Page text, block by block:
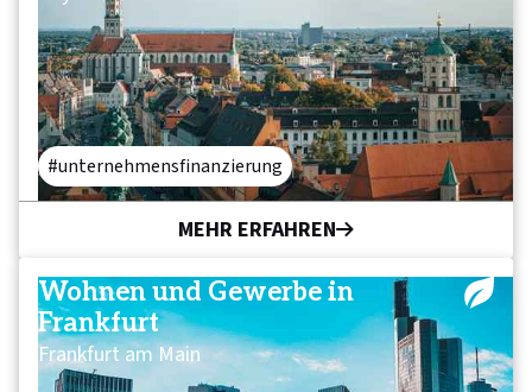
unternehmensfinanzierung
MEHR ERFAHREN
Wohnen und Gewerbe in
Frankfurt
Frankfurt am Main